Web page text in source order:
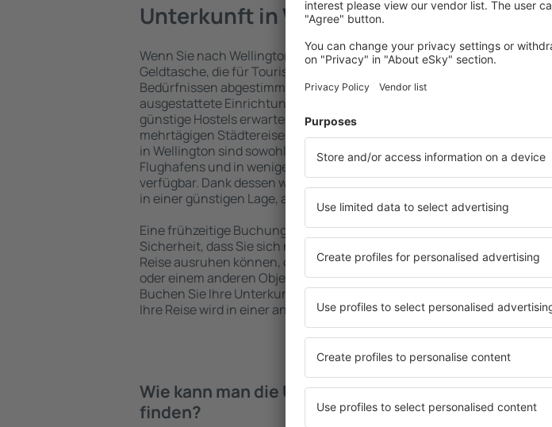
Unterkunft in Wellington
Wenn Sie nach Wellington reisen, finden Sie Unterkünfte für jede
Geldtasche, die für Touristen mit unterschiedlichen
Bedürfnissen abgestimmt sind. Geräumige und komfortabel
ausgestattete Einrichtungen mit vielen Annehmlichkeiten und
günstige Hostels erwarten die Besucher, wo sie während einer
mehrtägigen Städtereise übernachten können. Die Unterkünfte
in Wellington sind sowohl im Zentrum als auch in der Nähe des
Flughafens und in weniger beliebten Stadtteilen oder Regionen
verfügbar. Dank dessen wählen Sie eine Unterkunft in Wellington
in einer günstigen Lage, abhängig von Ihren weiteren Vorhaben.
Eine frühzeitige Buchung der Unterkunft in Wellington gibt die
Sicherheit, dass Sie sich nach dem Erreichen des Ziels nach der
Reise ausruhen können, ohne nach einem Hotel, einer Wohnung
oder einem anderen Objekt für Reisende suchen zu müssen.
Buchen Sie Ihre Unterkunft vor dem Besuch von Wellington und
Ihre Reise wird in einer angenehmeren Atmosphäre verlaufen.
Wie kann man die Unterkünfte in Wellington
finden?